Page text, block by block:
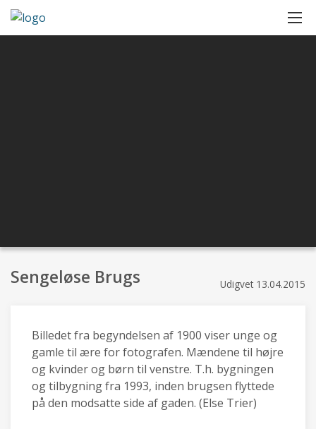
Udigvet 13.04.2015
Sengeløse Brugs
Billedet fra begyndelsen af 1900 viser unge og
gamle til ære for fotografen. Mændene til højre
og kvinder og børn til venstre. T.h. bygningen
og tilbygning fra 1993, inden brugsen flyttede
på den modsatte side af gaden. (Else Trier)